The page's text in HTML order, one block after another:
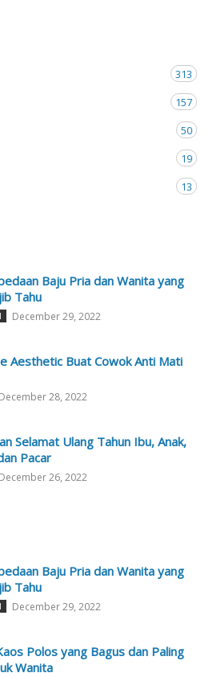
313
157
50
19
13
Baju Pria dan Wanita yang
Tahu
December 29, 2022
Aesthetic Buat Cowok Anti Mati
December 28, 2022
Selamat Ulang Tahun Ibu, Anak,
Pacar
December 26, 2022
Baju Pria dan Wanita yang
Tahu
December 29, 2022
Polos yang Bagus dan Paling
Wanita